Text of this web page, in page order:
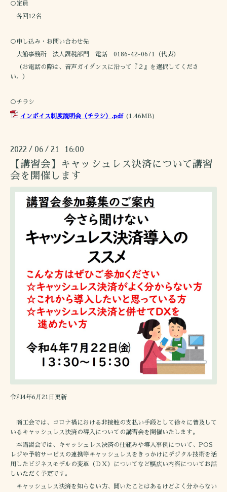
○定員
各回12名
○申し込み・お問い合わせ先
大館事務所 法人課税部門 電話 0186-42-0671（代表）
（お電話の際は、音声ガイダンスに沿って『２』を選択してくださ
い。）
○チラシ
インボイス制度説明会（チラシ）.pdf (1.46MB)
2022 / 06 / 21 16:00
【講習会】キャッシュレス決済について講習
会を開催します
令和4年6月21日更新
商工会では、コロナ禍における非接触の支払い手段として徐々に普及して
いるキャッシュレス決済の導入についての講習会を開催いたします。
本講習会では、キャッシュレス決済の仕組みや導入事例について、POS
レジや予約サービスの連携等キャッシュレスをきっかけにデジタル技術を活
用したビジネスモデルの変革（ＤＸ）についてなど幅広い内容についてお話
しいただく予定です。
キャッシュレス決済を知らない方、聞いたことはあるけどよく分からない